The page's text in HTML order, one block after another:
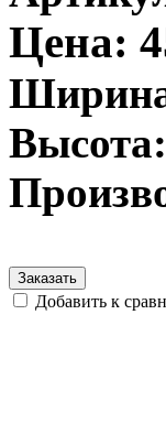
Цена:
Высота:
Заказать
Добавить к